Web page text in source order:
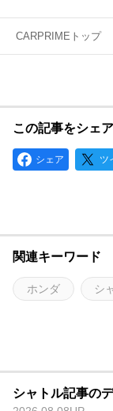
CARPRIMEトップ
この記事をシェ
シェア ツ
関連キーワード
ホンダ シ
シャトル記事の